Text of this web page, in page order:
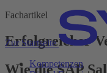
Zur Startseite
Kompetenzen
Fachartikel
Erfolgreicher
Wie die SAP